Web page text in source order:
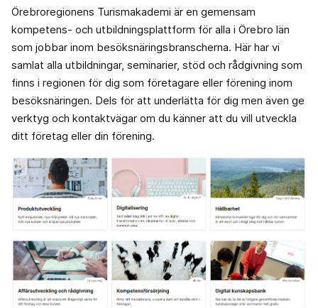
Örebroregionens Turismakademi är en gemensam
kompetens- och utbildningsplattform för alla i Örebro län
som jobbar inom besöksnäringsbranscherna. Här har vi
samlat alla utbildningar, seminarier, stöd och rådgivning som
finns i regionen för dig som företagare eller förening inom
besöksnäringen. Dels för att underlätta för dig men även ge
verktyg och kontaktvägar om du känner att du vill utveckla
ditt företag eller din förening.